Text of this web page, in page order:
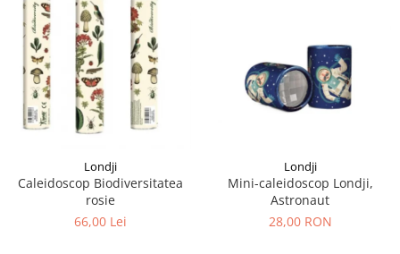
Londji
Caleidoscop Biodiversitatea
rosie
66,00 Lei
Londji
Mini-caleidoscop Londji,
Astronaut
28,00 RON